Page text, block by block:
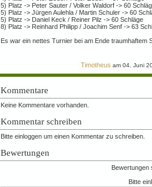
5) Platz -> Peter Sauter / Volker Waldorf -> 60
5) Platz -> Jürgen Aulehla / Martin Schuler -> 60
5) Platz -> Daniel Keck / Reiner Pilz -> 60 Schläge
8) Platz -> Reinhard Philipp / Joachim Senf -> 63
Es war ein nettes Turnier bei am Ende traumhaftem
Timotheus am 04. Juni
Kommentare
Keine Kommentare vorhanden.
Kommentar schreiben
Bitte einloggen um einen Kommentar zu schreiben.
Bewertungen
Bewertungen
Bitte